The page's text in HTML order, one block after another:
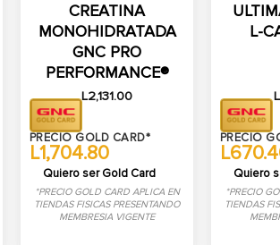
CREATINA
MONOHIDRATADA
GNC PRO
PERFORMANCE®
L2,131.00
PRECIO GOLD CARD*
L1,704.80
Quiero ser Gold Card
*PRECIO GOLD CARD APLICA EN
TIENDAS FISICAS PRESENTANDO
MEMBRESIA VIGENTE
L-
L
PRECIO
Quiero
*PRECIO
TIENDAS